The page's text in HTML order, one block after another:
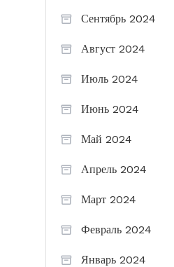
Сентябрь 2024
Август 2024
Июль 2024
Июнь 2024
Май 2024
Апрель 2024
Март 2024
Февраль 2024
Январь 2024